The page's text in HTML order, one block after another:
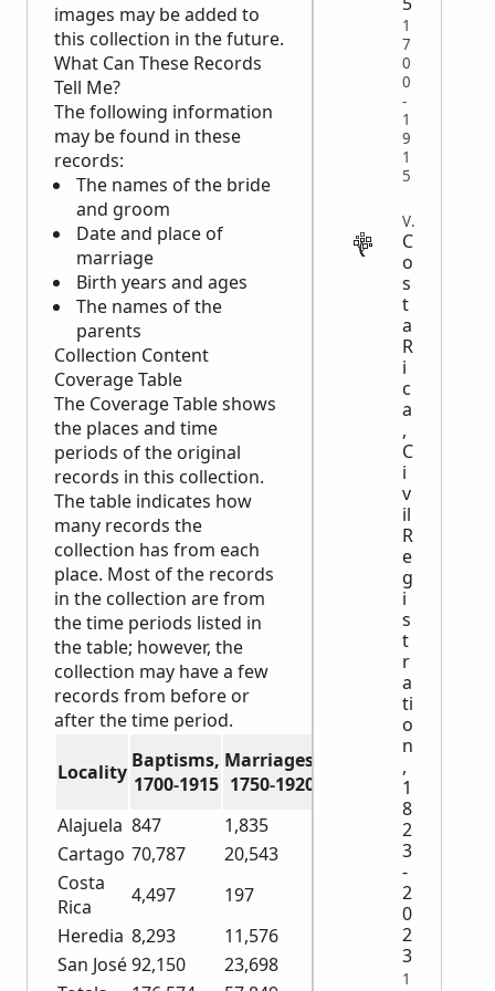
images may be added to
this collection in the future.
What Can These Records
Tell Me?
The following information
may be found in these
records:
The names of the bride
and groom
Date and place of
marriage
Birth years and ages
The names of the
parents
Collection Content
Coverage Table
The Coverage Table shows
the places and time
periods of the original
records in this collection.
The table indicates how
many records the
collection has from each
place. Most of the records
in the collection are from
the time periods listed in
the table; however, the
collection may have a few
records from before or
after the time period.
Locality Baptisms,
1700-1915
Marriages,
1750-1920
Alajuela 847 1,835
Cartago 70,787 20,543
Costa
Rica
4,497 197
Heredia 8,293 11,576
San José92,150 23,698
1
7
0
0
-
1
9
1
5
VITAL
C
o
s
t
a
R
i
c
a
,
C
i
v
il
R
e
g
i
s
t
r
a
ti
o
n
,
1
8
2
3
-
2
0
2
3
1